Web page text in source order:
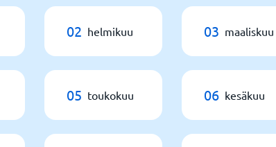
02 helmikuu 03 maaliskuu
05 toukokuu 06 kesäkuu